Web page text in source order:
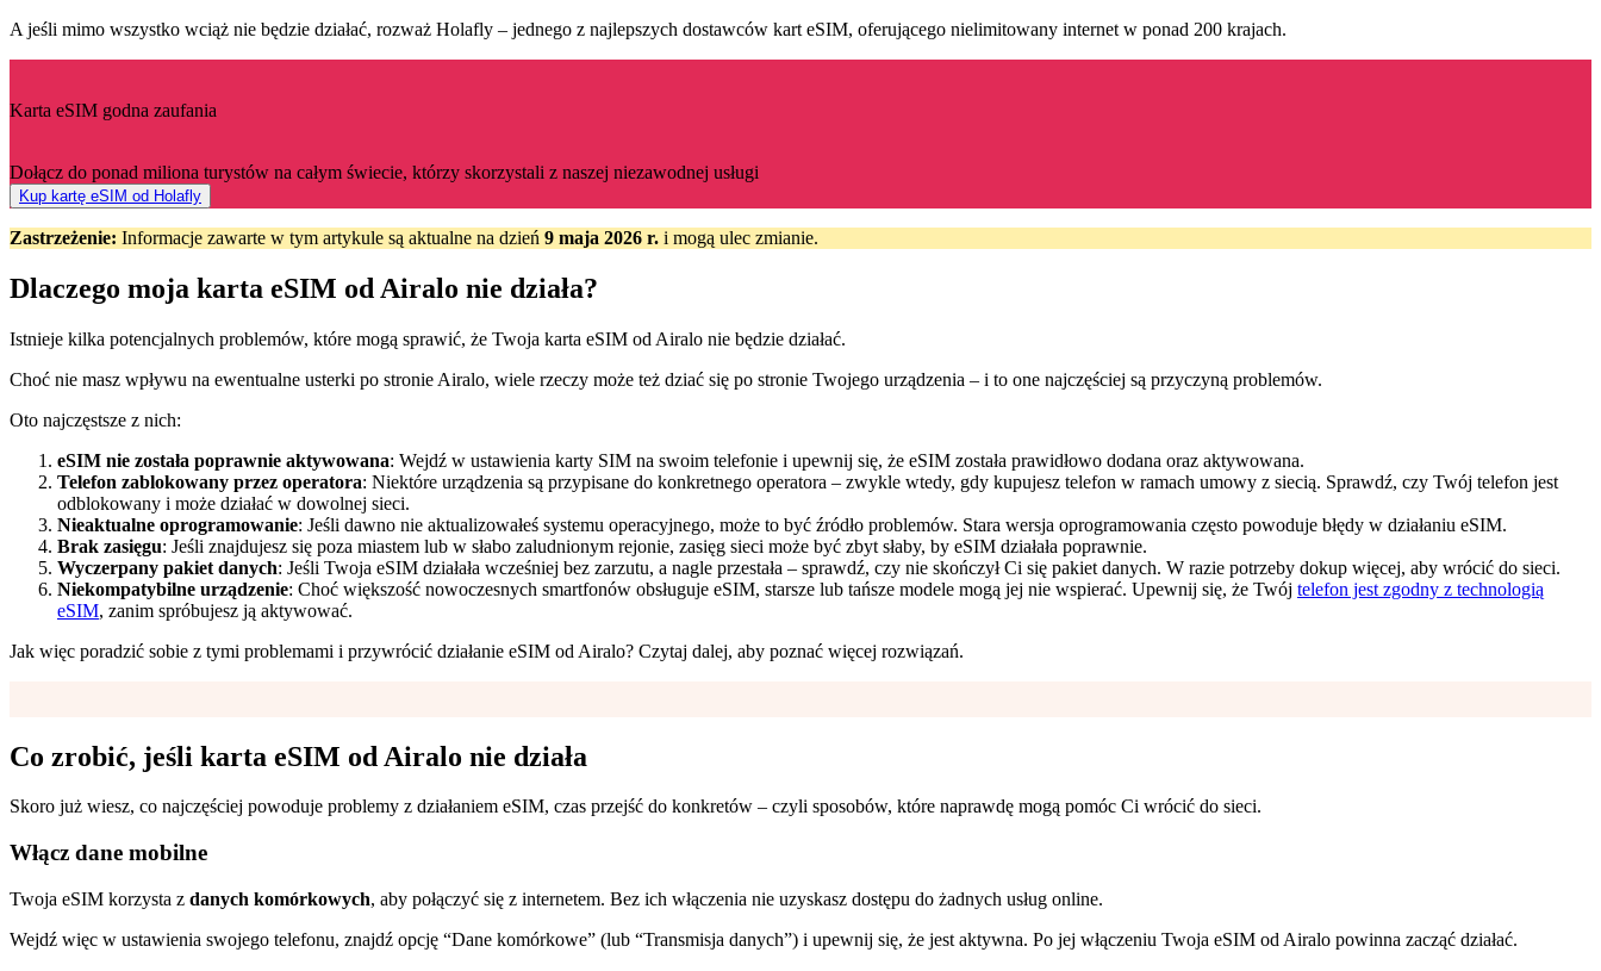
A jeśli mimo wszystko wciąż nie będzie działać, rozważ Holafly – jednego z najlepszych dostawców kart eSIM, oferującego nielimitowany internet w ponad 200 krajach.
Karta eSIM godna zaufania
Dołącz do ponad miliona turystów na całym świecie, którzy skorzystali z naszej niezawodnej usługi
Kup kartę eSIM od Holafly
Zastrzeżenie: Informacje zawarte w tym artykule są aktualne na dzień 9 maja 2026 r. i mogą ulec zmianie.
Dlaczego moja karta eSIM od Airalo nie działa?
Istnieje kilka potencjalnych problemów, które mogą sprawić, że Twoja karta eSIM od Airalo nie będzie działać.
Choć nie masz wpływu na ewentualne usterki po stronie Airalo, wiele rzeczy może też dziać się po stronie Twojego urządzenia – i to one najczęściej są przyczyną problemów.
Oto najczęstsze z nich:
eSIM nie została poprawnie aktywowana: Wejdź w ustawienia karty SIM na swoim telefonie i upewnij się, że eSIM została prawidłowo dodana oraz aktywowana.
Telefon zablokowany przez operatora: Niektóre urządzenia są przypisane do konkretnego operatora – zwykle wtedy, gdy kupujesz telefon w ramach umowy z siecią. Sprawdź, czy Twój telefon jest
odblokowany i może działać w dowolnej sieci.
Nieaktualne oprogramowanie: Jeśli dawno nie aktualizowałeś systemu operacyjnego, może to być źródło problemów. Stara wersja oprogramowania często powoduje błędy w działaniu eSIM.
Brak zasięgu: Jeśli znajdujesz się poza miastem lub w słabo zaludnionym rejonie, zasięg sieci może być zbyt słaby, by eSIM działała poprawnie.
Wyczerpany pakiet danych: Jeśli Twoja eSIM działała wcześniej bez zarzutu, a nagle przestała – sprawdź, czy nie skończył Ci się pakiet danych. W razie potrzeby dokup więcej, aby wrócić do sieci.
Niekompatybilne urządzenie: Choć większość nowoczesnych smartfonów obsługuje eSIM, starsze lub tańsze modele mogą jej nie wspierać. Upewnij się, że Twój telefon jest zgodny z technologią
eSIM, zanim spróbujesz ją aktywować.
Jak więc poradzić sobie z tymi problemami i przywrócić działanie eSIM od Airalo? Czytaj dalej, aby poznać więcej rozwiązań.
Co zrobić, jeśli karta eSIM od Airalo nie działa
Skoro już wiesz, co najczęściej powoduje problemy z działaniem eSIM, czas przejść do konkretów – czyli sposobów, które naprawdę mogą pomóc Ci wrócić do sieci.
Włącz dane mobilne
Twoja eSIM korzysta z danych komórkowych, aby połączyć się z internetem. Bez ich włączenia nie uzyskasz dostępu do żadnych usług online.
Wejdź więc w ustawienia swojego telefonu, znajdź opcję “Dane komórkowe” (lub “Transmisja danych”) i upewnij się, że jest aktywna. Po jej włączeniu Twoja eSIM od Airalo powinna zacząć działać.